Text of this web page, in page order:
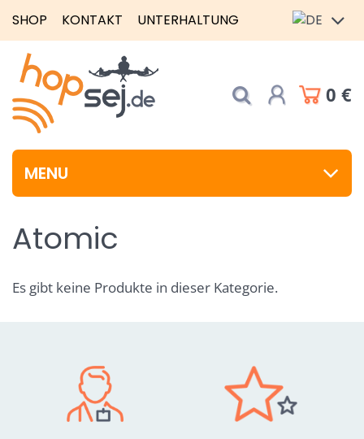
SHOP KONTAKT UNTERHALTUNG
0 €
MENU
Atomic
Es gibt keine Produkte in dieser Kategorie.